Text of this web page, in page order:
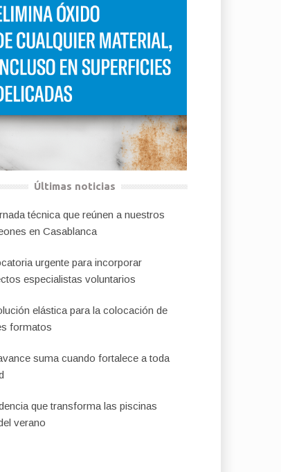
Últimas noticias
técnica que reúnen a nuestros
en Casablanca
urgente para incorporar
especialistas voluntarios
elástica para la colocación de
formatos
suma cuando fortalece a toda
que transforma las piscinas
verano